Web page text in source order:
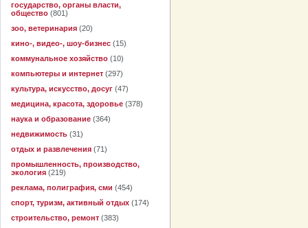
государство, органы власти,
общество (801)
зоо, ветеринария (20)
кино-, видео-, шоу-бизнес (15)
коммунальное хозяйство (10)
компьютеры и интернет (297)
культура, искусство, досуг (47)
медицина, красота, здоровье (378)
наука и образование (364)
недвижимость (31)
отдых и развлечения (71)
промышленность, производство,
экология (219)
реклама, полиграфия, сми (454)
спорт, туризм, активный отдых (174)
строительство, ремонт (383)